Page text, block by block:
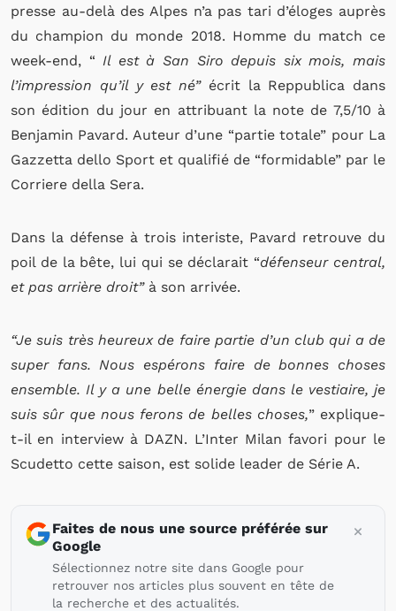
presse au-delà des Alpes n’a pas tari d’éloges auprès
du champion du monde 2018. Homme du match ce
week-end, “ Il est à San Siro depuis six mois, mais
l’impression qu’il y est né”écrit la Reppublica dans
son édition du jour en attribuant la note de 7,5/10 à
Benjamin Pavard. Auteur d’une “partie totale” pour La
Gazzetta dello Sport et qualifié de “formidable” par le
Corriere della Sera.
Dans la défense à trois interiste, Pavard retrouve du
poil de la bête, lui qui se déclarait “défenseur central,
et pas arrière droit” à son arrivée.
“Je suis très heureux de faire partie d’un club qui a de
super fans. Nous espérons faire de bonnes choses
ensemble. Il y a une belle énergie dans le vestiaire, je
suis sûr que nous ferons de belles choses,” explique-
t-il en interview à DAZN. L’Inter Milan favori pour le
Scudetto cette saison, est solide leader de Série A.
Faites de nous une source préférée sur
Google
Sélectionnez notre site dans Google pour
retrouver nos articles plus souvent en tête de
la recherche et des actualités.